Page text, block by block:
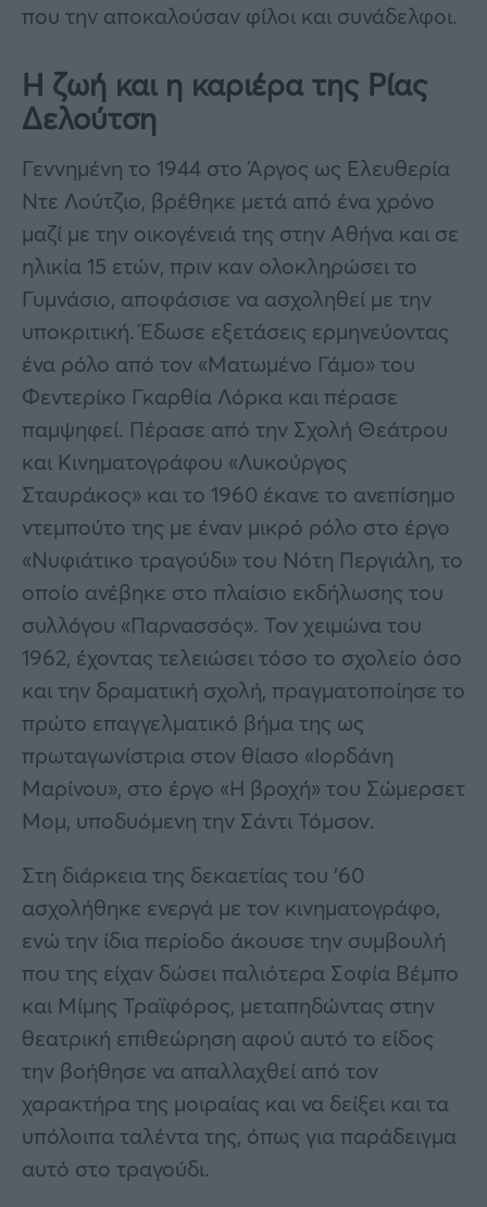
που την αποκαλούσαν φίλοι και συνάδελφοι.
Η ζωή και η καριέρα της Ρίας
Δελούτση
Γεννημένη το 1944 στο Άργος ως Ελευθερία
Ντε Λούτζιο, βρέθηκε μετά από ένα χρόνο
μαζί με την οικογένειά της στην Αθήνα και σε
ηλικία 15 ετών, πριν καν ολοκληρώσει το
Γυμνάσιο, αποφάσισε να ασχοληθεί με την
υποκριτική. Έδωσε εξετάσεις ερμηνεύοντας
ένα ρόλο από τον «Ματωμένο Γάμο» του
Φεντερίκο Γκαρθία Λόρκα και πέρασε
παμψηφεί. Πέρασε από την Σχολή Θεάτρου
και Κινηματογράφου «Λυκούργος
Σταυράκος» και το 1960 έκανε το ανεπίσημο
ντεμπούτο της με έναν μικρό ρόλο στο έργο
«Νυφιάτικο τραγούδι» του Νότη Περγιάλη, το
οποίο ανέβηκε στο πλαίσιο εκδήλωσης του
συλλόγου «Παρνασσός». Τον χειμώνα του
1962, έχοντας τελειώσει τόσο το σχολείο όσο
και την δραματική σχολή, πραγματοποίησε το
πρώτο επαγγελματικό βήμα της ως
πρωταγωνίστρια στον θίασο «Ιορδάνη
Μαρίνου», στο έργο «Η βροχή» του Σώμερσετ
Μομ, υποδυόμενη την Σάντι Τόμσον.
Στη διάρκεια της δεκαετίας του ’60
ασχολήθηκε ενεργά με τον κινηματογράφο,
ενώ την ίδια περίοδο άκουσε την συμβουλή
που της είχαν δώσει παλιότερα Σοφία Βέμπο
και Μίμης Τραϊφόρος, μεταπηδώντας στην
θεατρική επιθεώρηση αφού αυτό το είδος
την βοήθησε να απαλλαχθεί από τον
χαρακτήρα της μοιραίας και να δείξει και τα
υπόλοιπα ταλέντα της, όπως για παράδειγμα
αυτό στο τραγούδι.